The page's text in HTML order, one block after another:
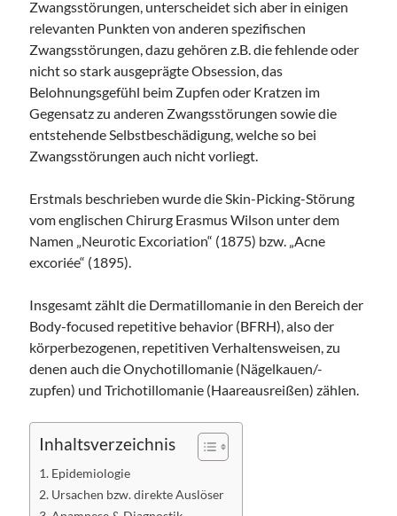
Zwangsstörungen, unterscheidet sich aber in einigen
relevanten Punkten von anderen spezifischen
Zwangsstörungen, dazu gehören z.B. die fehlende oder
nicht so stark ausgeprägte Obsession, das
Belohnungsgefühl beim Zupfen oder Kratzen im
Gegensatz zu anderen Zwangsstörungen sowie die
entstehende Selbstbeschädigung, welche so bei
Zwangsstörungen auch nicht vorliegt.
Erstmals beschrieben wurde die Skin-Picking-Störung
vom englischen Chirurg Erasmus Wilson unter dem
Namen „Neurotic Excoriation“ (1875) bzw. „Acne
excoriée“ (1895).
Insgesamt zählt die Dermatillomanie in den Bereich der
Body-focused repetitive behavior (BFRH), also der
körperbezogenen, repetitiven Verhaltensweisen, zu
denen auch die Onychotillomanie (Nägelkauen/-
zupfen) und Trichotillomanie (Haareausreißen) zählen.
Inhaltsverzeichnis
Epidemiologie
Ursachen bzw. direkte Auslöser